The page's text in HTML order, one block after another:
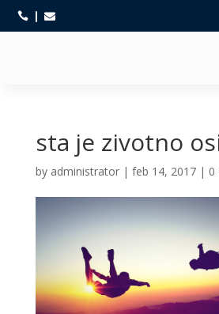
 
sta je zivotno
by administrator| feb 14, 2017| 0